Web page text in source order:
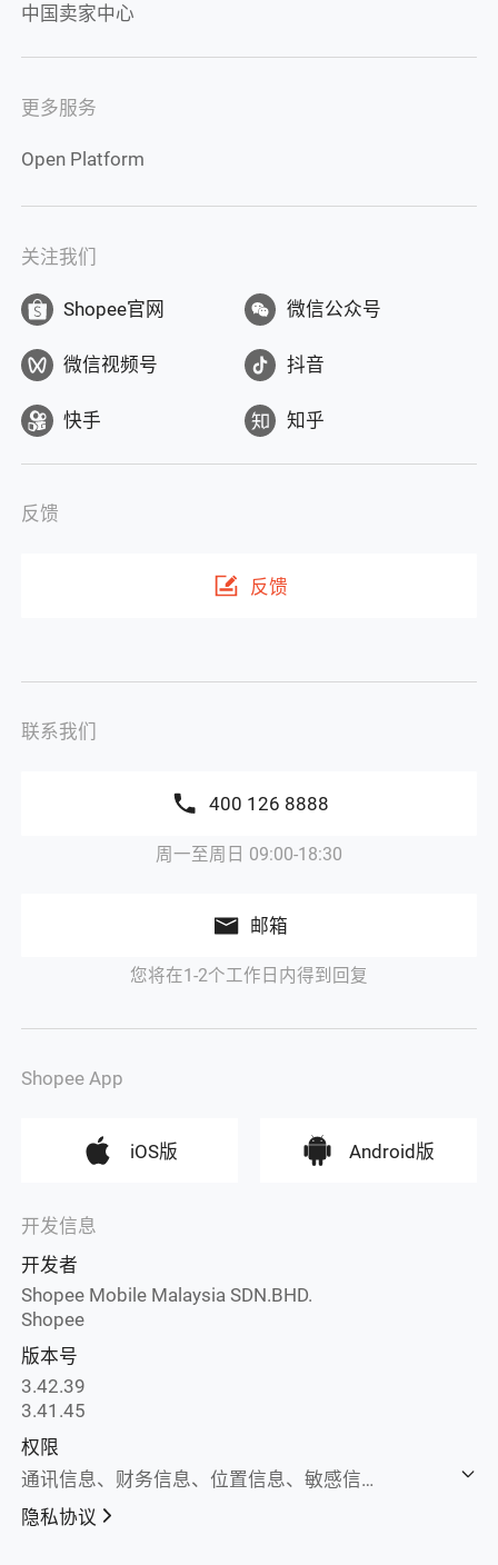
中国卖家中心
更多服务
Open Platform
关注我们
Shopee官网 微信公众号
微信视频号 抖音
快手 知乎
反馈
反馈
联系我们
400 126 8888
周一至周日 09:00-18:30
邮箱
您将在1-2个工作日内得到回复
Shopee App
iOS版 Android版
开发信息
开发者
Shopee Mobile Malaysia SDN.BHD.
Shopee
版本号
3.42.39
3.41.45
权限
通讯信息、财务信息、位置信息、敏感信息、通讯录、用户内容、浏览记录、搜索记录、标识信息、购买信息、使用数据、诊断数据
隐私协议